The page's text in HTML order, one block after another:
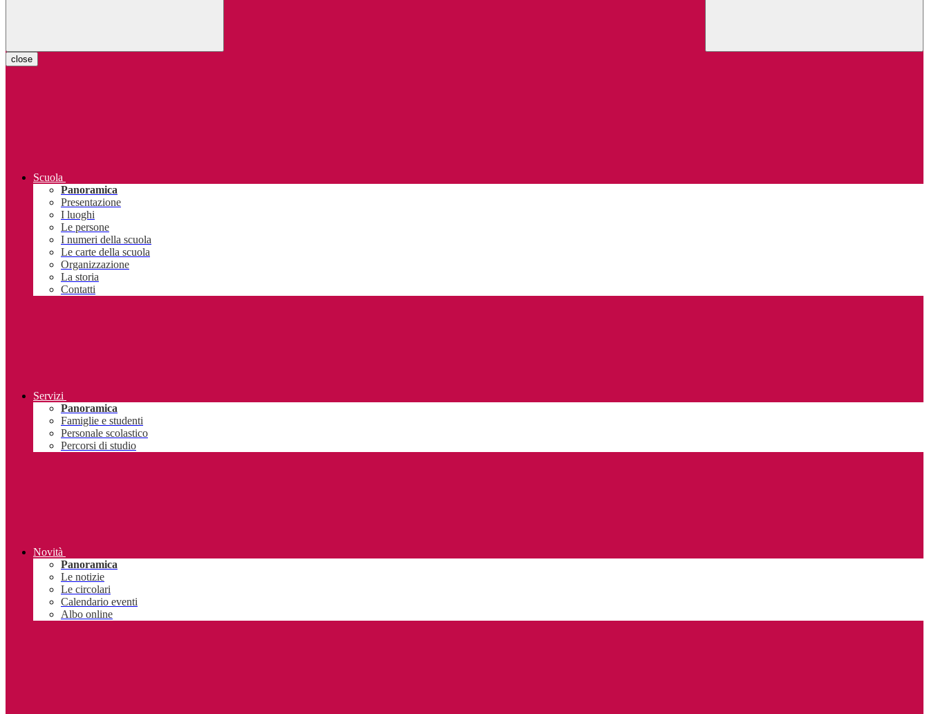
close
Scuola
Panoramica
Presentazione
I luoghi
Le persone
I numeri della scuola
Le carte della scuola
Organizzazione
La storia
Contatti
Servizi
Panoramica
Famiglie e studenti
Personale scolastico
Percorsi di studio
Novità
Panoramica
Le notizie
Le circolari
Calendario eventi
Albo online